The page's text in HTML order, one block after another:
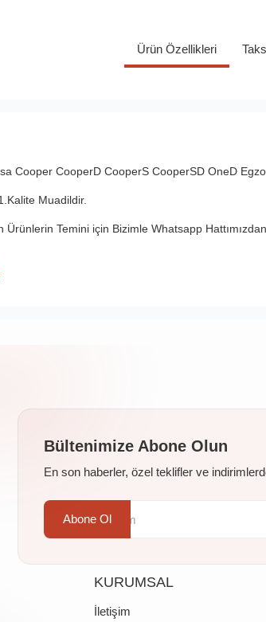
Ürün Özellikleri
Cooper CooperD CooperS CooperSD OneD
Muadildir.
Ürünlerin Temini için Bizimle Whatsapp
Bültenimize Abone Olun
En son haberler, özel teklifler ve
Abone Ol
KURUMSAL
İletişim